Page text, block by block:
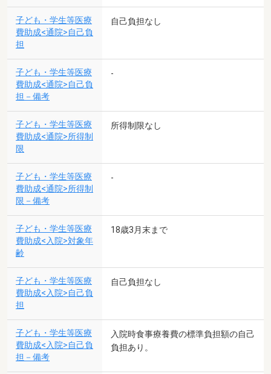
子ども・学生等医療
費助成<通院>自己負
担
自己負担なし
子ども・学生等医療
費助成<通院>自己負
担－備考
-
子ども・学生等医療
費助成<通院>所得制
限
所得制限なし
子ども・学生等医療
費助成<通院>所得制
限－備考
-
子ども・学生等医療
費助成<入院>対象年
齢
18歳3月末まで
子ども・学生等医療
費助成<入院>自己負
担
自己負担なし
子ども・学生等医療
費助成<入院>自己負
担－備考
入院時食事療養費の標準負担額の自己
負担あり。